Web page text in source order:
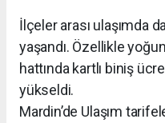
İlçeler arası ulaşımda
yaşandı. Özellikle
hattında kartlı biniş
yükseldi.
Mardin’de Ulaşım